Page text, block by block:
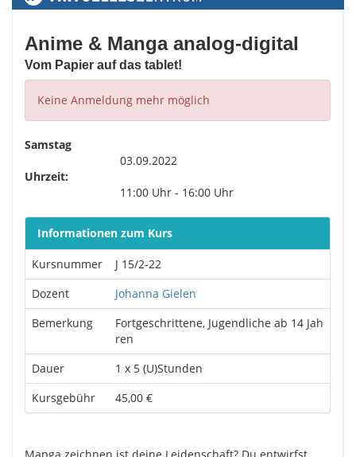
Anime & Manga analog-digital
Vom Papier auf das tablet!
Keine Anmeldung mehr möglich
Samstag
03.09.2022
Uhrzeit:
11:00 Uhr - 16:00 Uhr
Informationen zum Kurs
Kursnummer
J 15/2-22
Dozent
Johanna Gielen
Bemerkung
Fortgeschrittene, Jugendliche ab 14 Jah
ren
Dauer
1 x 5 (U)Stunden
Kursgebühr
45,00 €
Manga zeichnen ist deine Leidenschaft? Du entwirfst